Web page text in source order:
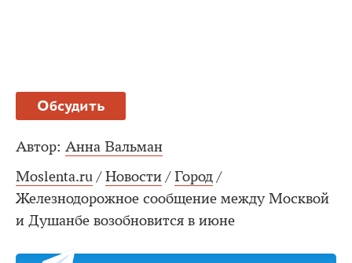
Обсудить
Автор: Анна Вальман
Moslenta.ru / Новости / Город /
Железнодорожное сообщение между Москвой
и Душанбе возобновится в июне